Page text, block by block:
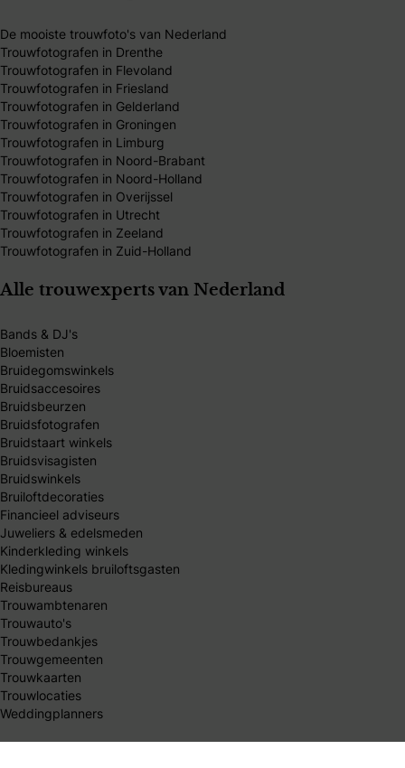
De mooiste trouwfoto's van Nederland
Trouwfotografen in Drenthe
Trouwfotografen in Flevoland
Trouwfotografen in Friesland
Trouwfotografen in Gelderland
Trouwfotografen in Groningen
Trouwfotografen in Limburg
Trouwfotografen in Noord-Brabant
Trouwfotografen in Noord-Holland
Trouwfotografen in Overijssel
Trouwfotografen in Utrecht
Trouwfotografen in Zeeland
Trouwfotografen in Zuid-Holland
Alle trouwexperts van Nederland
Bands & DJ's
Bloemisten
Bruidegomswinkels
Bruidsaccesoires
Bruidsbeurzen
Bruidsfotografen
Bruidstaart winkels
Bruidsvisagisten
Bruidswinkels
Bruiloftdecoraties
Financieel adviseurs
Juweliers & edelsmeden
Kinderkleding winkels
Kledingwinkels bruiloftsgasten
Reisbureaus
Trouwambtenaren
Trouwauto's
Trouwbedankjes
Trouwgemeenten
Trouwkaarten
Trouwlocaties
Weddingplanners